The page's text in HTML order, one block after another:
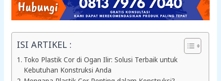
ISI ARTIKEL :
Toko Plastik Cor di Ogan Ilir: Solusi Terbaik untuk
Kebutuhan Konstruksi Anda